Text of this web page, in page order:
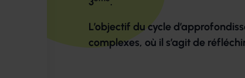
dès la classe de 6
Les élèves du collège
lycéens et étudiants du lycée
L’objectif du cycle
complexes, où il s’agit de